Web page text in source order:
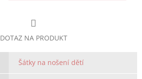
DOTAZ NA PRODUKT
Šátky na nošení dětí